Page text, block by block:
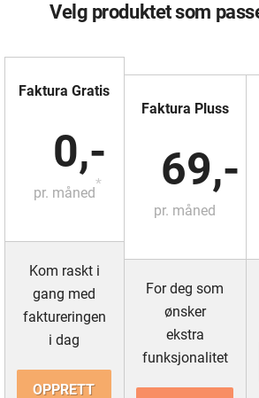
Velg produktet som
Faktura Gratis
0,-
pr. måned
*
Kom raskt i
gang med
faktureringen
i dag
OPPRETT
Faktura Pluss
69,-
pr. måned
For deg som
ønsker
ekstra
funksjonalitet